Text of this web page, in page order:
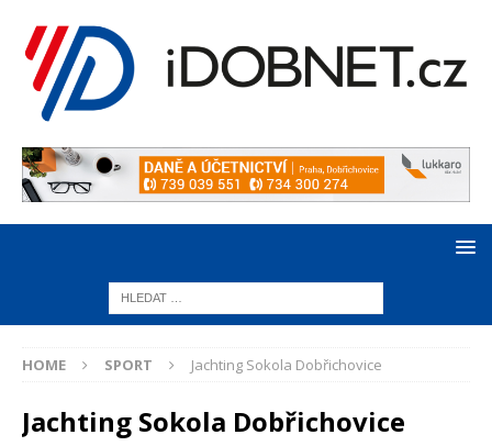
HOME SPORT Jachting Sokola Dobřichovice
Jachting Sokola Dobřichovice